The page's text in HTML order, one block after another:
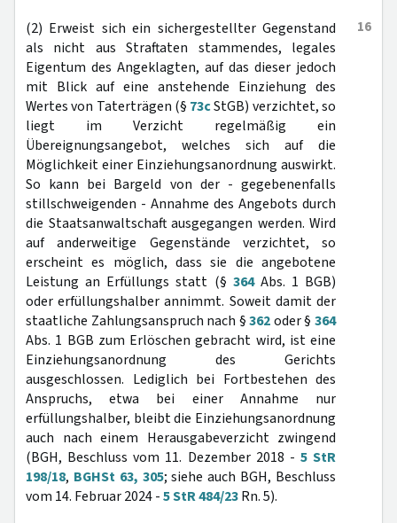
16
(2) Erweist sich ein sichergestellter Gegenstand
als nicht aus Straftaten stammendes, legales
Eigentum des Angeklagten, auf das dieser jedoch
mit Blick auf eine anstehende Einziehung des
Wertes von Taterträgen (§ 73cStGB) verzichtet, so
liegt im Verzicht regelmäßig ein
Übereignungsangebot, welches sich auf die
Möglichkeit einer Einziehungsanordnung auswirkt.
So kann bei Bargeld von der - gegebenenfalls
stillschweigenden - Annahme des Angebots durch
die Staatsanwaltschaft ausgegangen werden. Wird
auf anderweitige Gegenstände verzichtet, so
erscheint es möglich, dass sie die angebotene
Leistung an Erfüllungs statt (§ 364Abs. 1 BGB)
oder erfüllungshalber annimmt. Soweit damit der
staatliche Zahlungsanspruch nach §362oder §364
Abs. 1 BGB zum Erlöschen gebracht wird, ist eine
Einziehungsanordnung des Gerichts
ausgeschlossen. Lediglich bei Fortbestehen des
Anspruchs, etwa bei einer Annahme nur
erfüllungshalber, bleibt die Einziehungsanordnung
auch nach einem Herausgabeverzicht zwingend
(BGH, Beschluss vom 11. Dezember 2018 - 5 StR
198/18, BGHSt 63, 305; siehe auch BGH, Beschluss
vom 14. Februar 2024 -5 StR 484/23Rn. 5).